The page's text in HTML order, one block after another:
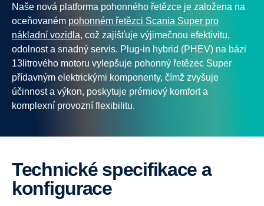
Naše nová platforma pohonného řetězce je založena na
oceňovaném pohonném řetězci Scania Super pro
nákladní vozidla, což zajišťuje výjimečnou efektivitu,
odolnost a snadný servis. Plug-in hybrid (PHEV) na bázi
13litrového motoru vylepšuje pohonný řetězec Super
přídavným elektrickými komponenty, čímž zvyšuje
účinnost a výkon, poskytuje prémiový komfort a
komplexní provozní flexibilitu.
Technické specifikace a
konfigurace